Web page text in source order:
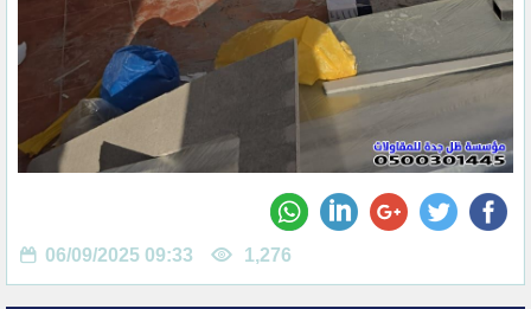
06/09/2025 09:33 1,276